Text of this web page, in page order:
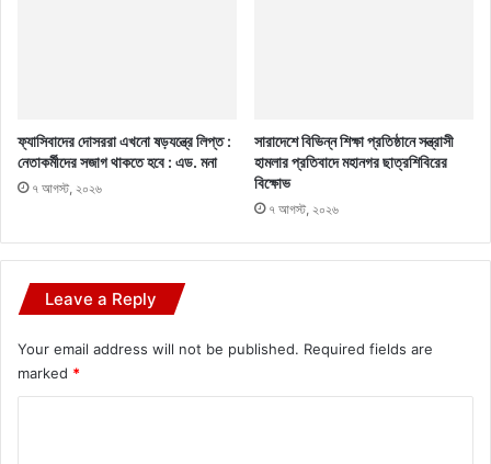
ফ্যাসিবাদের দোসররা এখনো ষড়যন্ত্রে লিপ্ত :
নেতাকর্মীদের সজাগ থাকতে হবে : এড. মনা
৭ আগস্ট, ২০২৬
সারাদেশে বিভিন্ন শিক্ষা প্রতিষ্ঠানে সন্ত্রাসী
হামলার প্রতিবাদে মহানগর ছাত্রশিবিরের
বিক্ষোভ
৭ আগস্ট, ২০২৬
Leave a Reply
Your email address will not be published. Required fields are
marked *